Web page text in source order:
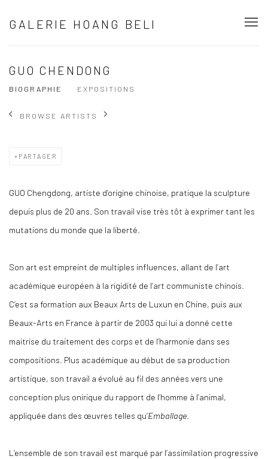
GALERIE HOANG BELI
GUO CHENDONG
BIOGRAPHIE EXPOSITIONS
BROWSE ARTISTS
PARTAGER
GUO Chengdong, artiste d’origine chinoise, pratique la sculpture
depuis plus de 20 ans. Son travail vise très tôt à exprimer tant les
mutations du monde que la liberté.
Son art est empreint de multiples influences, allant de l’art
académique européen à la rigidité de l’art communiste chinois.
C’est sa formation aux Beaux Arts de Luxun en Chine, puis aux
Beaux-Arts en France à partir de 2003 qui lui a donné cette
maitrise du traitement des corps et de l’harmonie dans ses
compositions. Plus académique au début de sa production
artistique, son travail a évolué au fil des années vers une
conception plus onirique du rapport de l’homme à l’animal,
appliquée dans des œuvres telles qu’Emballage
L’ensemble de son travail est marqué par l’assimilation progressive